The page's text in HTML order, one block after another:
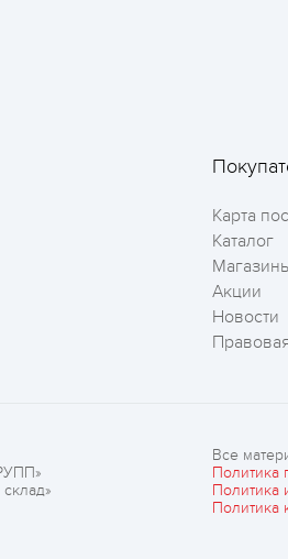
Карта
Каталог
Акции
Новости
Все
Политика
Политика
Политика